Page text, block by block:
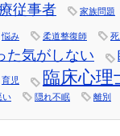
従事者 家族問題
悩み 柔道整復師 死
た気がしない
育児 臨床心理
い 隠れ不眠 離別